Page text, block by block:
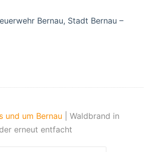
Bernau, Stadt Bernau –
und um Bernau
Waldbrand in
erneut entfacht